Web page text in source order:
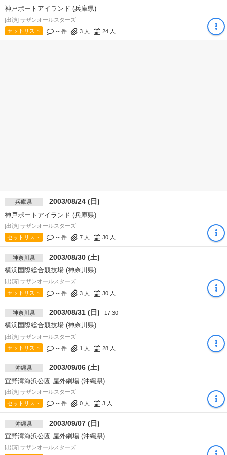
神戸ポートアイランド (兵庫県)
[出演] サザンオールスターズ
セットリスト
-- 件 3人 24人
兵庫県 2003/08/24 (日)
神戸ポートアイランド (兵庫県)
[出演] サザンオールスターズ
セットリスト
-- 件 7人 30人
神奈川県 2003/08/30 (土)
横浜国際総合競技場 (神奈川県)
[出演] サザンオールスターズ
セットリスト
-- 件 3人 30人
神奈川県 2003/08/31 (日) 17:30
横浜国際総合競技場 (神奈川県)
[出演] サザンオールスターズ
セットリスト
-- 件 1 人 28人
沖縄県 2003/09/06 (土)
宜野湾海浜公園 屋外劇場 (沖縄県)
[出演] サザンオールスターズ
セットリスト
-- 件 0人 3人
沖縄県 2003/09/07 (日)
宜野湾海浜公園 屋外劇場 (沖縄県)
[出演] サザンオールスターズ